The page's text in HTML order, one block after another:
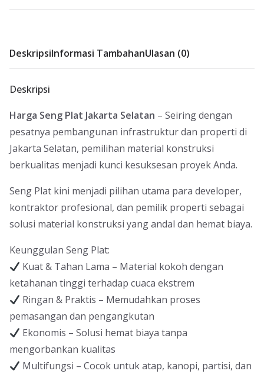
DeskripsiInformasi TambahanUlasan (0)
Deskripsi
Harga Seng Plat Jakarta Selatan – Seiring dengan
pesatnya pembangunan infrastruktur dan properti di
Jakarta Selatan, pemilihan material konstruksi
berkualitas menjadi kunci kesuksesan proyek Anda.
Seng Plat kini menjadi pilihan utama para developer,
kontraktor profesional, dan pemilik properti sebagai
solusi material konstruksi yang andal dan hemat biaya.
Keunggulan Seng Plat:
Kuat & Tahan Lama – Material kokoh dengan
ketahanan tinggi terhadap cuaca ekstrem
Ringan & Praktis – Memudahkan proses
pemasangan dan pengangkutan
Ekonomis – Solusi hemat biaya tanpa
mengorbankan kualitas
Multifungsi – Cocok untuk atap, kanopi, partisi, dan